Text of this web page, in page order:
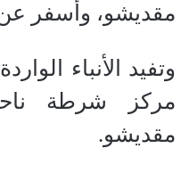
مقديشو، وأسفر
وتفيد الأنباء
مركز شرطة
مقديشو.